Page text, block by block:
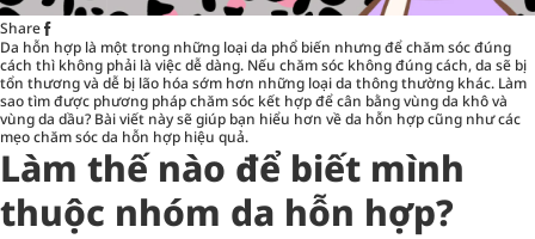
Share
Da hỗn hợp là một trong những loại da phổ biến nhưng để chăm sóc đúng
cách thì không phải là việc dễ dàng. Nếu chăm sóc không đúng cách, da sẽ bị
tổn thương và dễ bị lão hóa sớm hơn những loại da thông thường khác. Làm
sao tìm được phương pháp chăm sóc kết hợp để cân bằng vùng da khô và
vùng da dầu? Bài viết này sẽ giúp bạn hiểu hơn về da hỗn hợp cũng như các
mẹochăm sóc da hỗn hợp hiệu quả.
Làm thế nào để biết mình
thuộc nhóm da hỗn hợp?